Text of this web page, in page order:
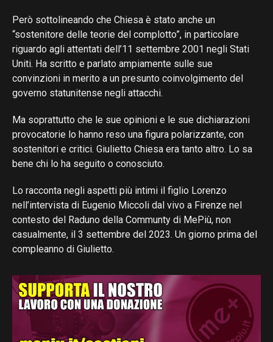
Però sottolineando che Chiesa è stato anche un
“sostenitore delle teorie del complotto”, in particolare
riguardo agli attentati dell’11 settembre 2001 negli Stati
Uniti. Ha scritto e parlato ampiamente sulle sue
convinzioni in merito a un presunto coinvolgimento del
governo statunitense negli attacchi.
Ma soprattutto che le sue opinioni e le sue dichiarazioni
provocatorie lo hanno reso una figura polarizzante, con
sostenitori e critici. Giulietto Chiesa era tanto altro. Lo sa
bene chi lo ha seguito o conosciuto.
Lo racconta negli aspetti più intimi il figlio Lorenzo
nell’intervista di Eugenio Miccoli dal vivo a Firenze nel
contesto del Raduno della Communty di MePiù, non
casualmente, il 3 settembre del 2023. Un giorno prima del
compleanno di Giulietto.